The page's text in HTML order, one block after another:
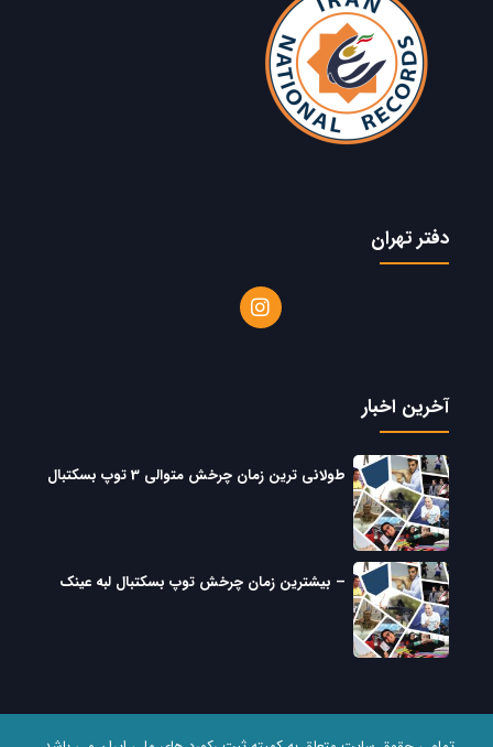
دفتر تهران
آخرین اخبار
طولانی ترین زمان چرخش متوالی 3 توپ بسکتبال
– بیشترین زمان چرخش توپ بسکتبال لبه عینک